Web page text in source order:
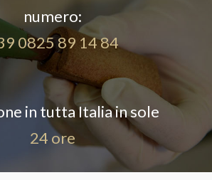
numero:
0825 89 14 84
in tutta Italia in sole
24 ore